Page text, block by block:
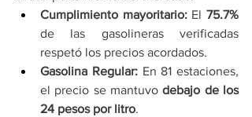
Cumplimiento mayoritario: El 75.7%
de las gasolineras verificadas
respetó los precios acordados.
Gasolina Regular: En 81 estaciones,
el precio se mantuvo debajo de los
24 pesos por litro.